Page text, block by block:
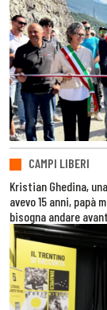
CAMPI LIBERI
Kristian Ghedina,
avevo 15 anni, papà
bisogna andare